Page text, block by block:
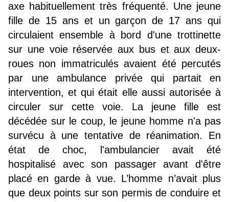
axe habituellement très fréquenté. Une jeune
fille de 15 ans et un garçon de 17 ans qui
circulaient ensemble à bord d'une trottinette
sur une voie réservée aux bus et aux deux-
roues non immatriculés avaient été percutés
par une ambulance privée qui partait en
intervention, et qui était elle aussi autorisée à
circuler sur cette voie. La jeune fille est
décédée sur le coup, le jeune homme n'a pas
survécu à une tentative de réanimation. En
état de choc, l'ambulancier avait été
hospitalisé avec son passager avant d'être
placé en garde à vue. L’homme n’avait plus
que deux points sur son permis de conduire et